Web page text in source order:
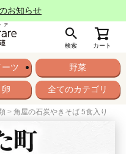
お知らせ
検索 カート
ツ 野菜
全てのカテゴリ
角屋の石炭やきそば 5食入り